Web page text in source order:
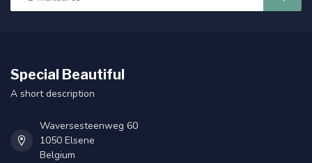
Special Beautiful
A short description
Waversesteenweg 60
1050 Elsene
Belgium